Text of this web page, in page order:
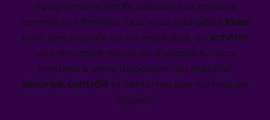
équipements festifs adaptés aux enfants
comme aux familles. Que vous souhaitiez louer
pour une journée ou un week‑end, ou acheter
une structure neuve ou d’occasion, nous
mettons à votre disposition du matériel
sécurisé, contrôlé et conforme aux normes en
vigueur.